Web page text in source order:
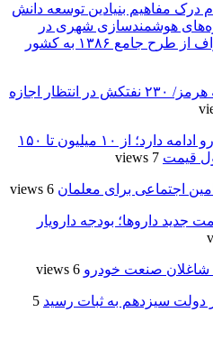
درک مفاهیم بنیادین توسعه دانش
هوشمندسازی شهری در
بن‌بست ماندند/انحراف از طرح جامع ۱۳۸۶ به کشور
آخرین وضعیت تنگه هرمز/ ۲۳۰ نفتکش در انتظار اجازه
ریزش در بازار خودرو ادامه دارد؛ از ۱۰ میلیون تا ۱۵۰
قیمت 7 views
اجتماعی برای معلمان 6 views
جدید داروها؛ بودجه دارویار
شاغلان صنعت خودرو 6 views
دولت سیزدهم به ثبات رسید 5